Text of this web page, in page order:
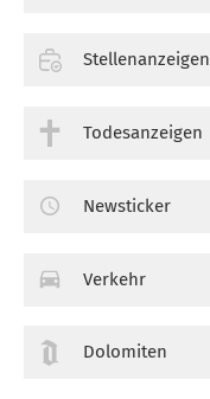
Stellenanzeigen
Todesanzeigen
Newsticker
Verkehr
Dolomiten